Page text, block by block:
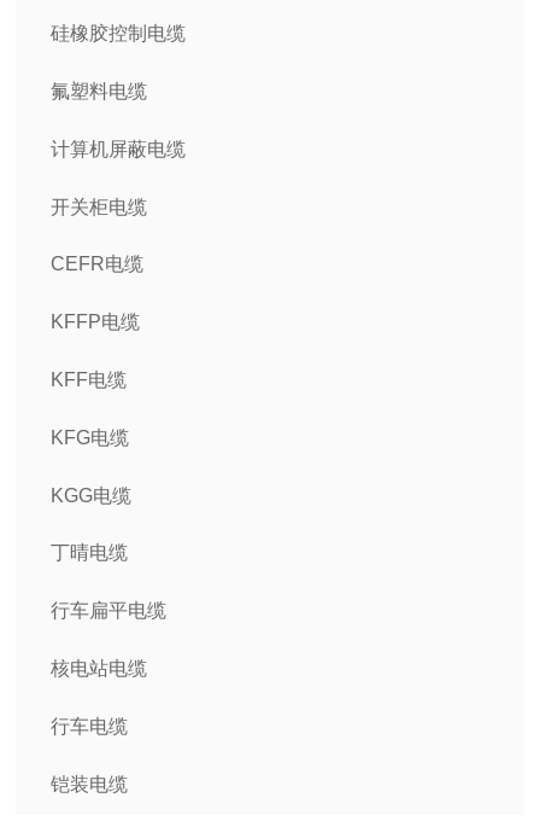
硅橡胶控制电缆
氟塑料电缆
计算机屏蔽电缆
开关柜电缆
CEFR电缆
KFFP电缆
KFF电缆
KFG电缆
KGG电缆
丁晴电缆
行车扁平电缆
核电站电缆
行车电缆
铠装电缆